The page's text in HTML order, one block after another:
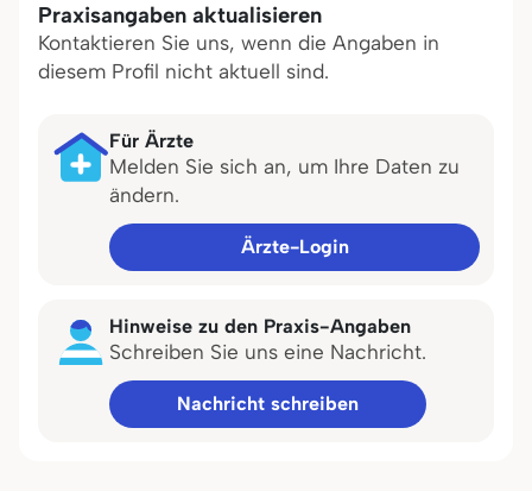
Praxisangaben aktualisieren
Kontaktieren Sie uns, wenn die Angaben in
diesem Profil nicht aktuell sind.
Für Ärzte
Melden Sie sich an, um Ihre Daten zu
ändern.
Ärzte-Login
Hinweise zu den Praxis-Angaben
Schreiben Sie uns eine Nachricht.
Nachricht schreiben